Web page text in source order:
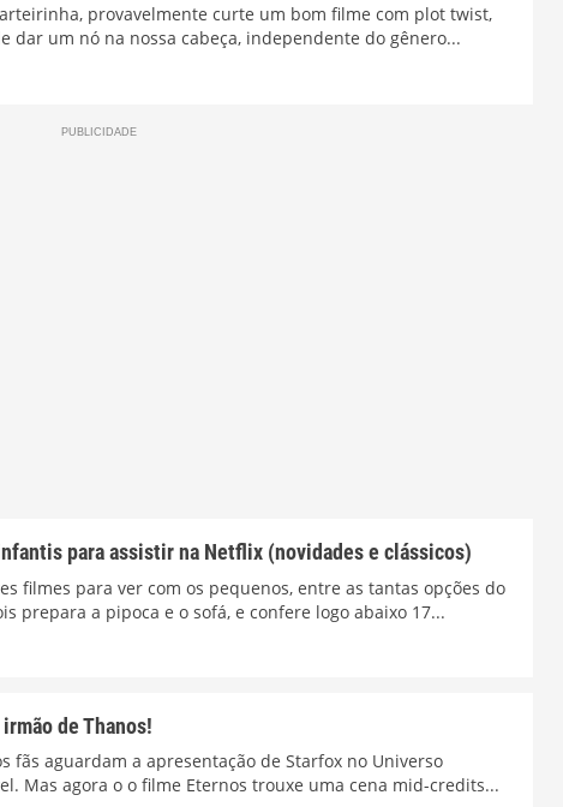
provavelmente curte um bom filme com plot twist,
dar um nó na nossa cabeça, independente do gênero...
para assistir na Netflix (novidades e clássicos)
filmes para ver com os pequenos, entre as tantas opções do
prepara a pipoca e o sofá, e confere logo abaixo 17...
de Thanos!
fãs aguardam a apresentação de Starfox no Universo
Mas agora o o filme Eternos trouxe uma cena mid-credits...